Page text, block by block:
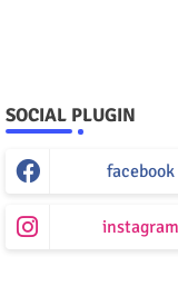
SOCIAL PLUGIN
facebook
instagram